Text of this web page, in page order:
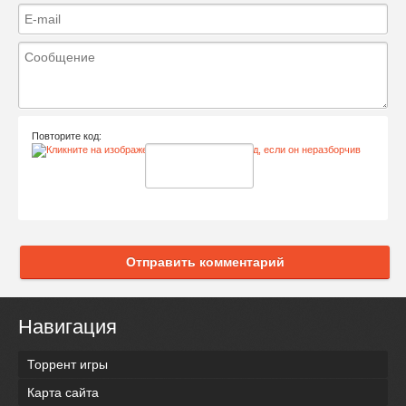
Повторите код:
Отправить комментарий
Навигация
Торрент игры
Карта сайта